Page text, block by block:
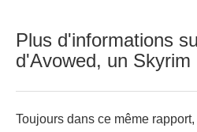
Plus d'informations
d'Avowed, un Skyrim
Toujours dans ce même